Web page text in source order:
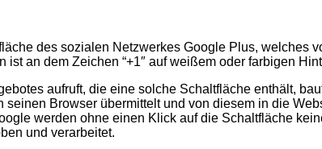
des sozialen Netzwerkes Google Plus,
ist an dem Zeichen “+1″ auf weißem oder farbigen
aufruft, die eine solche Schaltfläche enthält,
seinen Browser übermittelt und von diesem in die
werden ohne einen Klick auf die Schaltfläche
und verarbeitet.